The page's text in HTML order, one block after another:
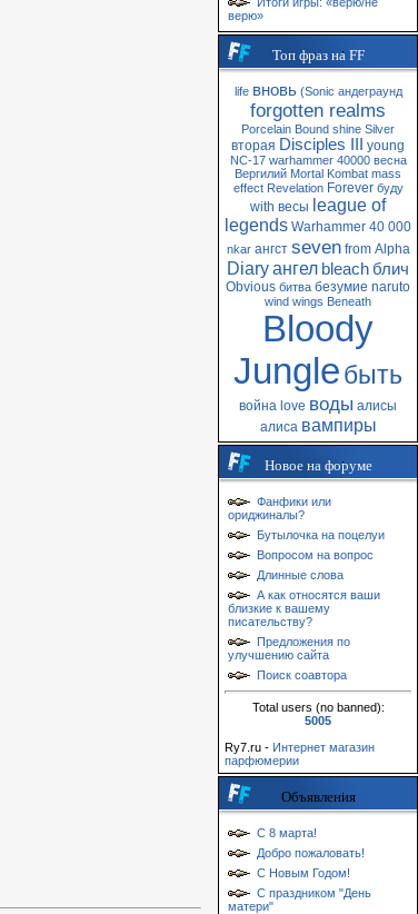
верю»
Топ фраз на FF
life вновь (Sonic андеграунд
forgotten realms
Porcelain Bound shine Silver
вторая Disciples III young
NC-17 warhammer 40000 весна
Вергилий Mortal Kombat mass
effect Revelation Forever буду
with весы league of
legends Warhammer 40 000
nkar ангст seven from Alpha
Diaryангел bleachблич
Obvious битва безумие naruto
wind wings Beneath
Bloody
Jungleбыть
война love воды алисы
алиса вампиры
Новое на форуме
Фанфики или
ориджиналы?
Бутылочка на поцелуи
Вопросом на вопрос
Длинные слова
А как относятся ваши
близкие к вашему
писательству?
Предложения по
улучшению сайта
Поиск соавтора
Total users (no banned):
5005
Ry7.ru - Интернет магазин
парфюмерии
Объявления
С 8 марта!
Добро пожаловать!
С Новым Годом!
С праздником "День
матери"